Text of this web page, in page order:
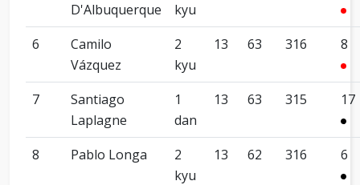
D'Albuquerque
kyu
6
Camilo
Vázquez
2
kyu
13 63 316 8
7
Santiago
Laplagne
1
dan
13 63 315 17
8 Pablo Longa
2
kyu
13 62 316 6